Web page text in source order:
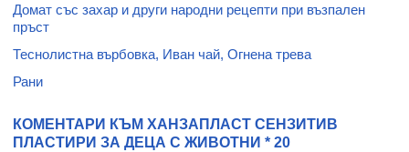
Домат със захар и други народни рецепти при възпален
пръст
Теснолистна върбовка, Иван чай, Огнена трева
Рани
КОМЕНТАРИ КЪМ ХАНЗАПЛАСТ СЕНЗИТИВ
ПЛАСТИРИ ЗА ДЕЦА С ЖИВОТНИ * 20